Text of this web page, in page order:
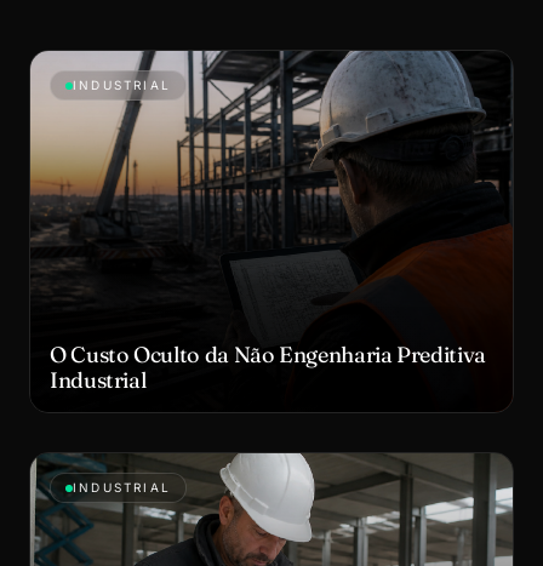
INDUSTRIAL
O Custo Oculto da Não Engenharia Preditiva
Industrial
INDUSTRIAL